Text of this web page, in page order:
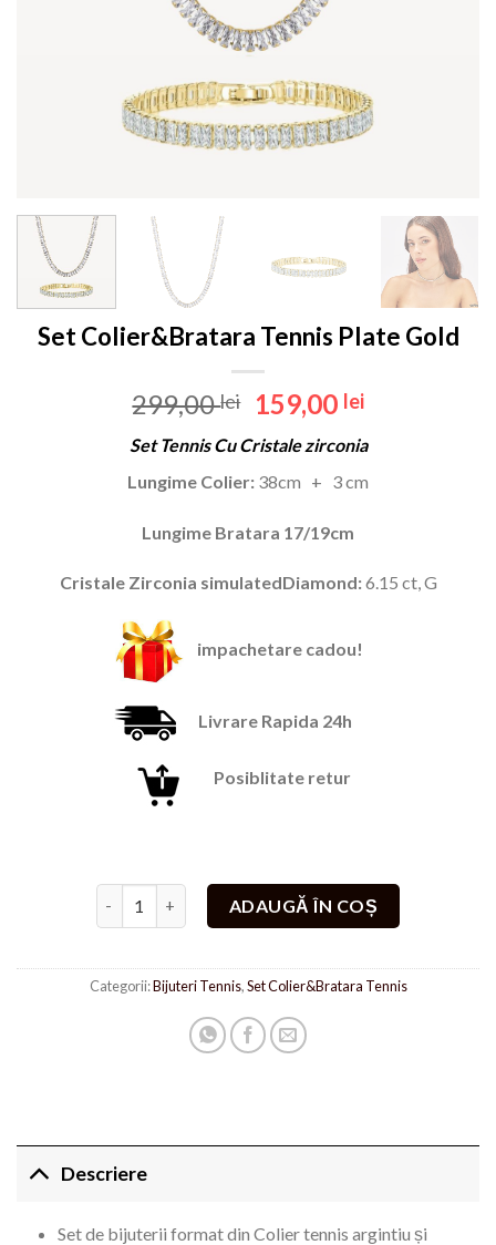
Set Colier&Bratara Tennis Plate Gold
299,00lei
Prețul
inițial
a
fost:
159,00 leiPrețul
este:
159,00 lei.
Set Tennis Cu Cristale zirconia
Lungime Colier: 38cm + 3 cm
Lungime Bratara 17/19cm
Cristale Zirconia simulatedDiamond:6.15 ct, G
impachetare cadou!
Livrare Rapida 24h
Posiblitate retur
Cantitate Set Colier&Bratara Tennis Plate Gold
ADAUGĂ ÎN COȘ
Categorii:Bijuteri Tennis,Set Colier&Bratara Tennis
Descriere
Set de bijuterii format din Colier tennis argintiu și